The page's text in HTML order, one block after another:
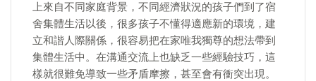
上來自不同家庭背景，不同經濟狀況的孩子們到了宿
舍集體生活以後，很多孩子不懂得適應新的環境，建
立和諧人際關係，很容易把在家唯我獨尊的想法帶到
集體生活中。在溝通交流上也缺乏一些經驗技巧，這
樣就很難免導致一些矛盾摩擦，甚至會有衝突出現。